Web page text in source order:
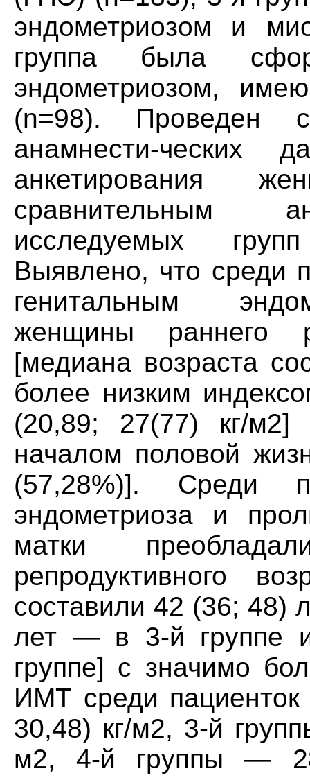
эндометриозом и
группа была
эндометриозом,
(n=98). Проведен
анамнести-
анкетирования
сравнительным
исследуемых
Выявлено, что среди
генитальным
женщины раннего
[медиана возраста
более низким
(20,89; 27(77) кг/
началом половой
(57,28%)]. Среди
эндометриоза и
матки
репродуктивного
составили 42 (36; 48)
лет — в 3-й группе
группе] с значимо
ИМТ среди
30,48) кг/м2, 3-й
м2, 4-й группы —